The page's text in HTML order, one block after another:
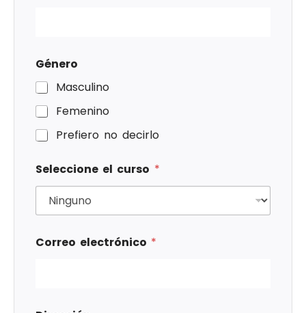
Género
Masculino
Femenino
Prefiero no decirlo
Seleccione el curso *
Correo electrónico *